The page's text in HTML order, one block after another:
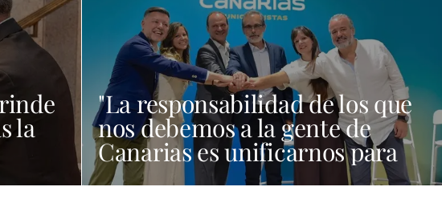
la
"La responsabilidad de los que
nos debemos a la gente de
Canarias es unificarnos para
ser fuertes aquí, en Madrid y